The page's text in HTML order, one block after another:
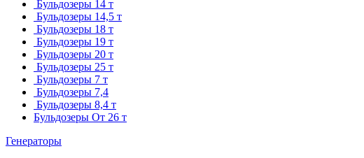
Бульдозеры 14 т
Бульдозеры 14,5 т
Бульдозеры 18 т
Бульдозеры 19 т
Бульдозеры 20 т
Бульдозеры 25 т
Бульдозеры 7 т
Бульдозеры 7,4
Бульдозеры 8,4 т
Бульдозеры От 26 т
Генераторы